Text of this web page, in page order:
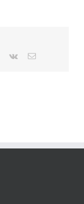
Pinterest
Vk Email